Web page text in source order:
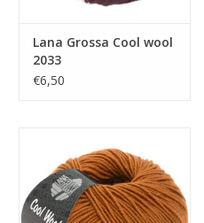
Lana Grossa Cool wool
2033
€6,50